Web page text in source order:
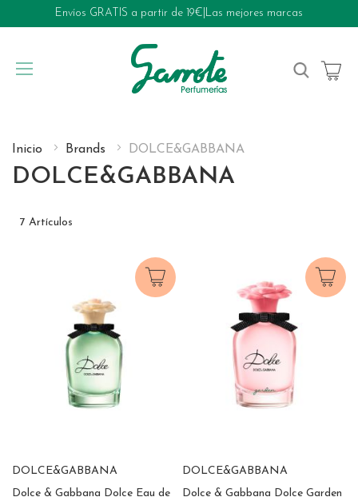
Envíos GRATIS a partir de 19€ Las mejores marcas
My Cart
Inicio Brands DOLCE&GABBANA
DOLCE&GABBANA
7 Artículos
DOLCE&GABBANA
Dolce & Gabbana Dolce Eau de
DOLCE&GABBANA
Dolce & Gabbana Dolce Garden